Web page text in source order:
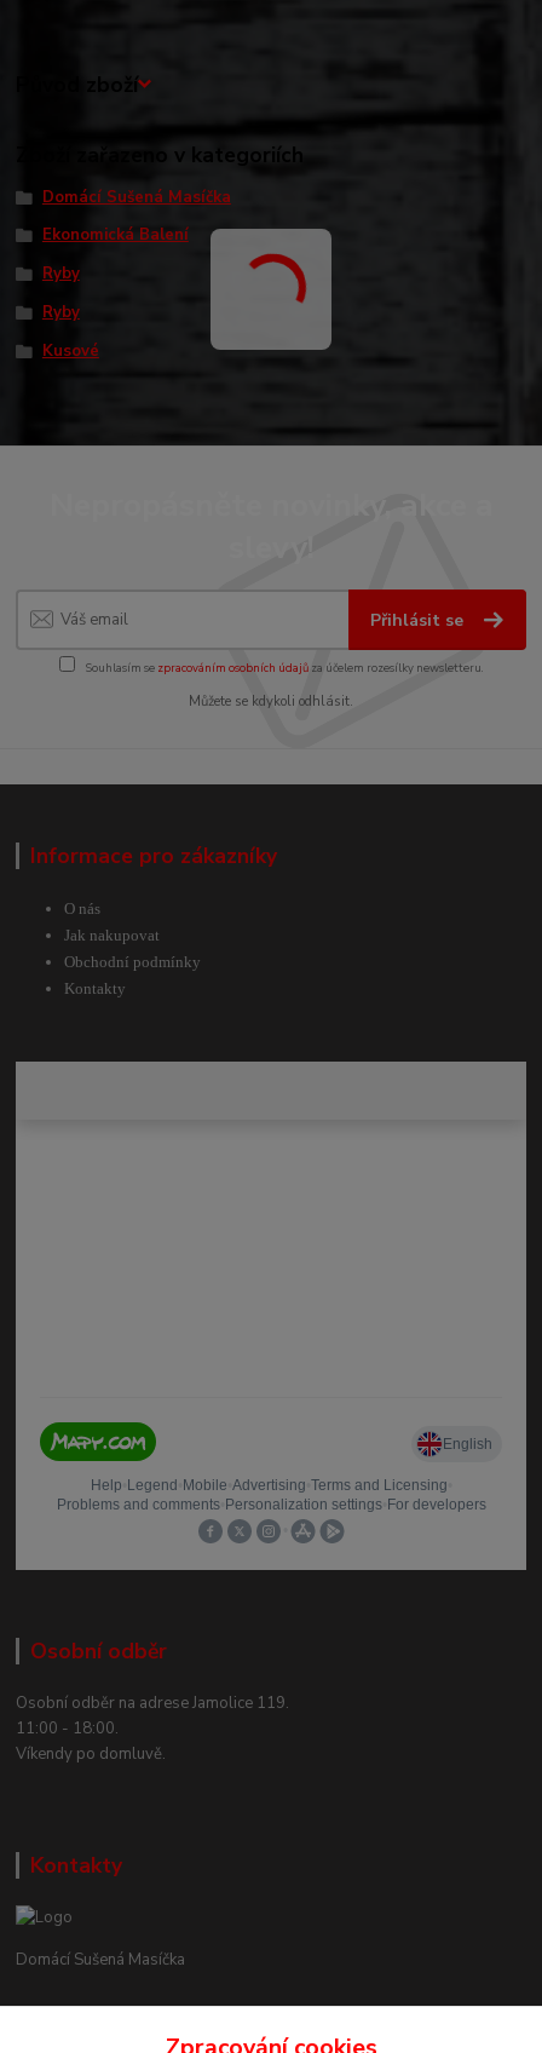
Původ zboží
Zboží zařazeno v kategoriích
Domácí Sušená Masíčka
Ekonomická Balení
Ryby
Ryby
Kusové
Přihlásit se
Souhlasím se zpracováním osobních údajůza účelem rozesílky newsletteru.
Můžete se kdykoli odhlásit.
Informace pro zákazníky
O nás
Jak nakupovat
Obchodní podmínky
Kontakty
Osobní odběr
Osobní odběr na adrese Jamolice 119.
11:00 - 18:00.
Víkendy po domluvě.
Kontakty
Domácí Sušená Masíčka